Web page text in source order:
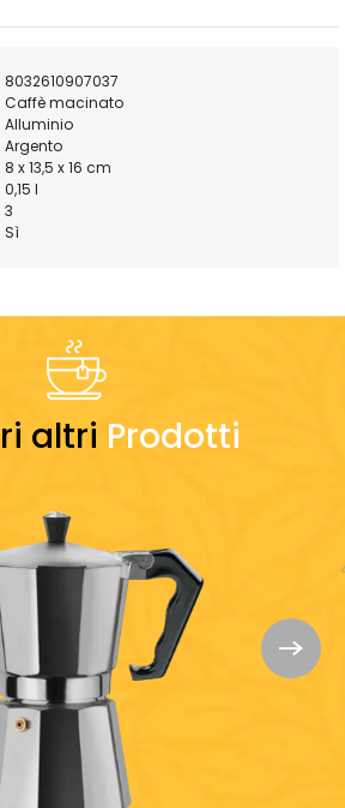
8032610907037
Caffè macinato
Alluminio
Argento
8 x 13,5 x 16 cm
0,15 l
3
Sì
altri Prodotti